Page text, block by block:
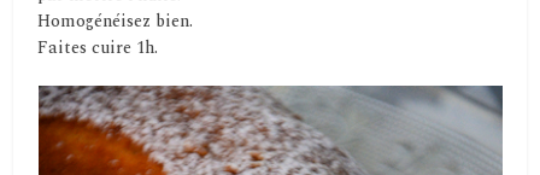
Homogénéisez bien.
Faites cuire 1h.